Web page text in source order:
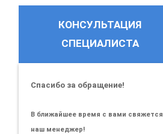
КОНСУЛЬТАЦИЯ
СПЕЦИАЛИСТА
Спасибо за обращение!
В ближайшее время с вами свяжется
наш менеджер!